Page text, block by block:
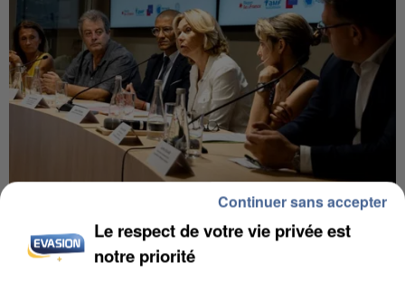
INCENDIES : L’ÎLE-DE-FRANCE LANCE UN ÉLAN
DE SOLIDARITÉ AVEC LES...
Le respect de votre vie privée est
notre priorité
Continuer sans accepter